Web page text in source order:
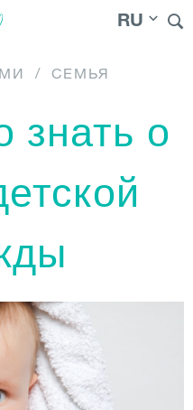
RU
|Danmark |Suomi|
/ СЕМЬЯ
знать о